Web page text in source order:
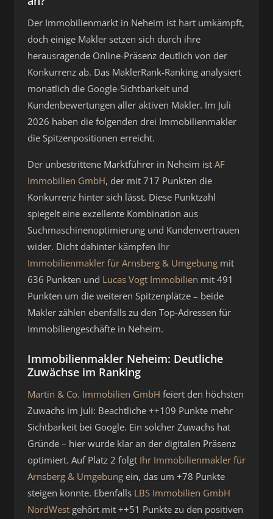
Der Immobilienmarkt in Neheim ist hart umkämpft,
doch einige Makler setzen sich durch ihre
herausragende Online-Präsenz deutlich von der
Konkurrenz ab. Das MaklerRank-Ranking analysiert
monatlich die Google-Sichtbarkeit und
Kundenbewertungen aller aktiven Makler. Im Juli
2026 haben die folgenden drei Immobilienmakler
die Spitzenpositionen erreicht.
Der unbestrittene Marktführer in Neheim ist AF
Immobilien GmbH, der mit 717 Punkten die
Konkurrenz hinter sich lässt. Diese Punktzahl
spiegelt eine exzellente Kombination aus
Suchmaschinenoptimierung und Kundenvertrauen
wider. Dicht dahinter kämpfen Ihr
Immobilienmakler für Arnsberg & Umgebung mit
636 Punkten und Lucas Vogt Immobilien mit 491
Punkten um die weiteren Spitzenplätze – beide
Makler zählen ebenfalls zu den Top-Adressen für
Immobiliengeschäfte in Neheim.
Immobilienmakler Neheim: Deutliche
Zuwächse im Ranking
Martin & Co. Immobilien GmbH feiert den höchsten
Zuwachs im Juli: Beachtliche ++109 Punkte mehr
Sichtbarkeit bei Google. Ein solcher Zuwachs hat
Gründe – hier wurde klar an der digitalen Präsenz
optimiert. Auf Platz 2 folgt Ihr Immobilienmakler für
Arnsberg & Umgebung ein, das um +78 Punkte
steigen konnte. Ebenfalls LBS Immobilien GmbH
NordWest gehört mit ++51 Punkte zu den positiven